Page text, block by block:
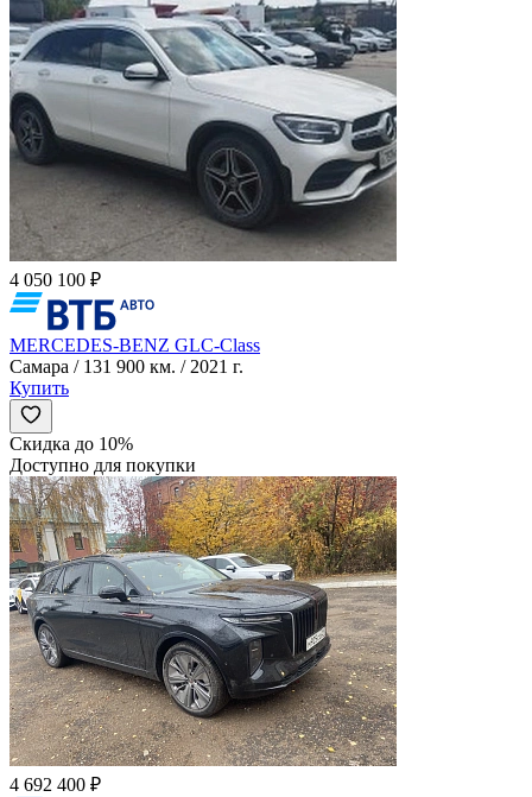
4 050 100 ₽
MERCEDES-BENZ GLC-Class
Самара / 131 900 км. / 2021 г.
Купить
Скидка до 10%
Доступно для покупки
4 692 400 ₽